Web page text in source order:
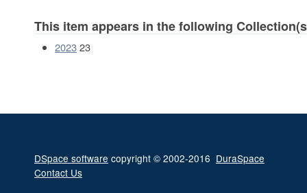
This item appears in the following
202323
DSpace software copyright © 2002-2016 DuraSpace
Contact Us